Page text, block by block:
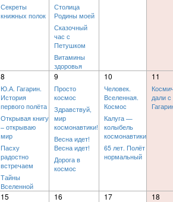
Секреты
книжных полок
Столица
Родины моей
Сказочный
час с
Петушком
Витамины
здоровья
8
Ю.А. Гагарин.
История
первого полёта
Открывая книгу
– открываю
мир
Пасху
радостно
встречаем
Тайны
Вселенной
9
Просто
космос
Здравствуй,
мир
космонавтики!
Весна идет!
Весна идет!
Дорога в
космос
10
Человек.
Вселенная.
Космос
Калуга —
колыбель
космонавтики
65 лет. Полёт
нормальный
11
дали
15 16 17 18